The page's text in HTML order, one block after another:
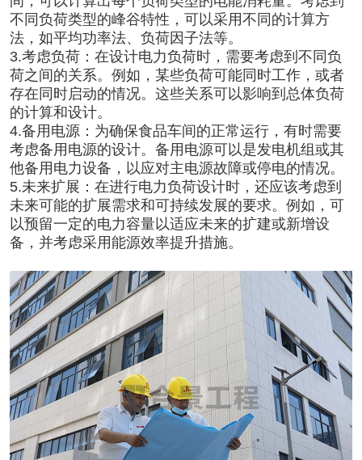
不同负荷类型的峰谷特性，可以采用不同的计算方
法，如平均功率法、负荷因子法等。
3.考虑负荷：在设计电力负荷时，需要考虑到不同负
荷之间的关系。例如，某些负荷可能同时工作，或者
存在同时启动的情况。这些关系可以影响到总体负荷
的计算和设计。
4.备用电源：为确保食品车间的正常运行，有时需要
考虑备用电源的设计。备用电源可以是发电机组或其
他备用电力设备，以应对主电源故障或停电的情况。
5.未来扩展：在进行电力负荷设计时，还应该考虑到
未来可能的扩展需求和可持续发展的要求。例如，可
以预留一定的电力容量以适应未来的扩建或新增设
备，并考虑采用能源效率提升措施。